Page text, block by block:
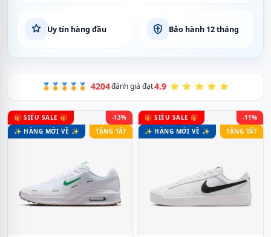
Uy tín hàng đầu Bảo hành 12 tháng
🏅🏅🏅🏅🏅 4204đánh giá đạt4.9 ⭐ ⭐ ⭐ ⭐ ⭐
🎁 SIÊU SALE 🎁
✨ HÀNG MỚI VỀ ✨
-13%
TẶNG TẤT
🎁 SIÊU SALE 🎁
✨ HÀNG MỚI VỀ ✨
-11%
TẶNG TẤT